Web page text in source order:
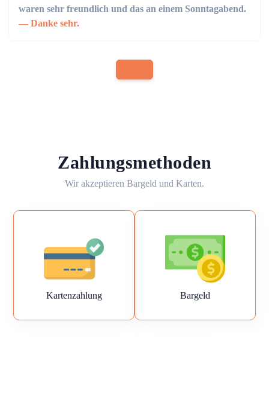
waren sehr freundlich und das an einem Sonntagabend.
Danke sehr.
Zahlungsmethoden
Wir akzeptieren Bargeld und Karten.
Kartenzahlung Bargeld